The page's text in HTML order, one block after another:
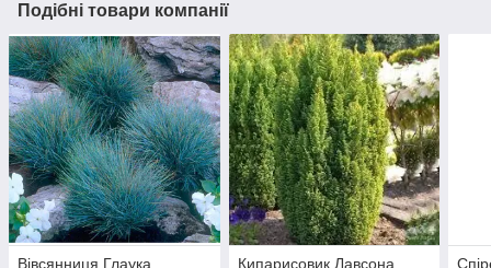
Подібні товари компанії
Вівсянниця Глаука
Кипарисовик Лавсона